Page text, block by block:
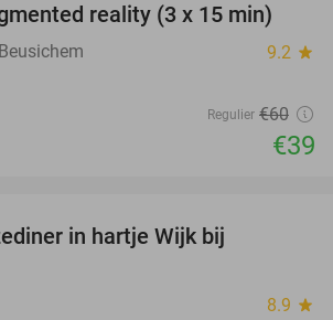
35%
reality (3 x 15 min)
9.2 star
Regulier €60
€39
in hartje Wijk bij
8.9 star